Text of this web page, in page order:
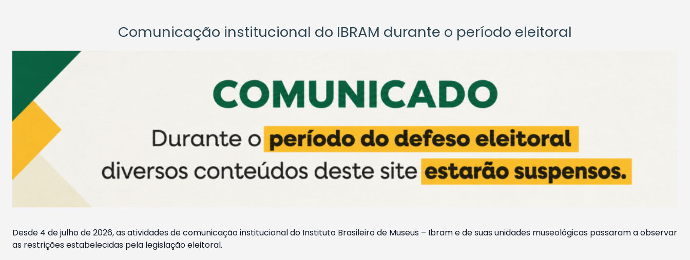
Comunicação institucional do IBRAM durante o período eleitoral
Desde 4 de julho de 2026, as atividades de comunicação institucional do Instituto Brasileiro de Museus – Ibram e de suas unidades museológicas passaram a observar
as restrições estabelecidas pela legislação eleitoral.